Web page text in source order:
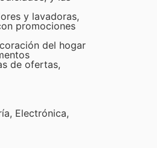
y lavadoras,
promociones
del hogar
de ofertas,
Electrónica,